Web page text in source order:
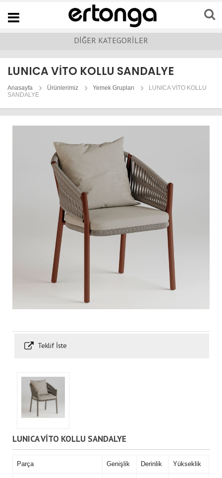
Navigation
DİĞER KATEGORİLER
LUNICA VİTO KOLLU SANDALYE
Anasayfa Ürünlerimiz Yemek Grupları
LUNICA VİTO KOLLU
SANDALYE
Teklif İste
LUNICA VİTO KOLLU SANDALYE
Parça Genişlik Derinlik Yükseklik